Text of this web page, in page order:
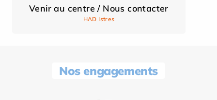
Venir au centre / Nous contacter
HAD Istres
Nos engagements